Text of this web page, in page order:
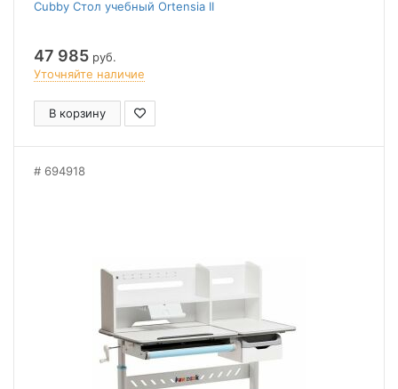
Cubby Стол учебный Ortensia II
47 985 руб.
Уточняйте наличие
В корзину
694918